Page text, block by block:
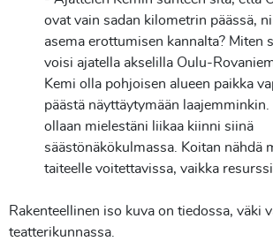
ovat vain sadan kilometrin päässä,
asema erottumisen kannalta? Miten
voisi ajatella akselilla Oulu-
Kemi olla pohjoisen alueen paikka
päästä näyttäytymään
ollaan mielestäni liikaa kiinni siinä
säästönäkökulmassa. Koitan nähdä
taiteelle voitettavissa, vaikka
Rakenteellinen iso kuva on tiedossa, väki
teatterikunnassa.